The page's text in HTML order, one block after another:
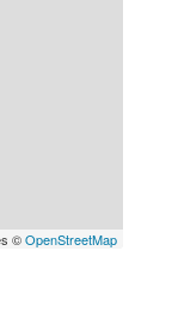
©OpenStreetMap